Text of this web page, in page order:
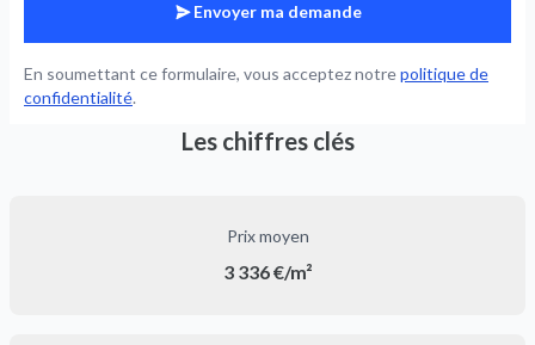
Envoyer ma demande
En soumettant ce formulaire, vous acceptez notrepolitique de
confidentialité.
Les chiffres clés
Prix moyen
3 336 €/m²